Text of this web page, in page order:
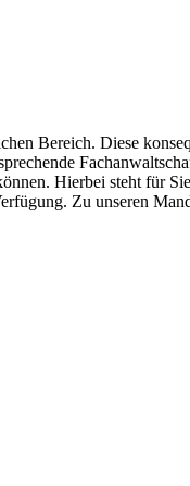
Bereich. Diese
Hierbei steht für
Zu unseren